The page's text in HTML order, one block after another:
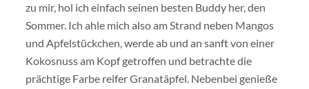
zu mir, hol ich einfach seinen besten Buddy her, den
Sommer. Ich ahle mich also am Strand neben Mangos
und Apfelstückchen, werde ab und an sanft von einer
Kokosnuss am Kopf getroffen und betrachte die
prächtige Farbe reifer Granatäpfel. Nebenbei genieße